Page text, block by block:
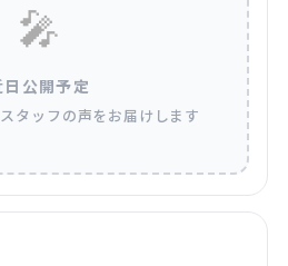
🎤
日公開予定
タッフの声をお届けします